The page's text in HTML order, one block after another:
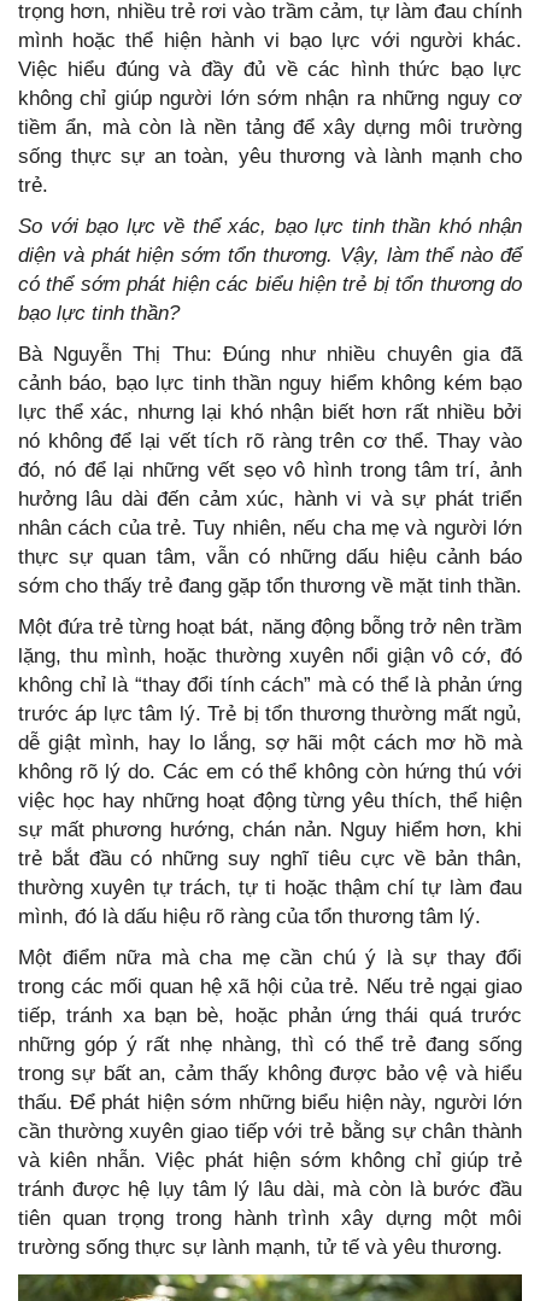
trọng hơn, nhiều trẻ rơi vào trầm cảm, tự làm đau chính
mình hoặc thể hiện hành vi bạo lực với người khác.
Việc hiểu đúng và đầy đủ về các hình thức bạo lực
không chỉ giúp người lớn sớm nhận ra những nguy cơ
tiềm ẩn, mà còn là nền tảng để xây dựng môi trường
sống thực sự an toàn, yêu thương và lành mạnh cho
trẻ.
So với bạo lực về thể xác, bạo lực tinh thần khó nhận
diện và phát hiện sớm tổn thương. Vậy, làm thể nào để
có thể sớm phát hiện các biểu hiện trẻ bị tổn thương do
bạo lực tinh thần?
Bà Nguyễn Thị Thu: Đúng như nhiều chuyên gia đã
cảnh báo, bạo lực tinh thần nguy hiểm không kém bạo
lực thể xác, nhưng lại khó nhận biết hơn rất nhiều bởi
nó không để lại vết tích rõ ràng trên cơ thể. Thay vào
đó, nó để lại những vết sẹo vô hình trong tâm trí, ảnh
hưởng lâu dài đến cảm xúc, hành vi và sự phát triển
nhân cách của trẻ. Tuy nhiên, nếu cha mẹ và người lớn
thực sự quan tâm, vẫn có những dấu hiệu cảnh báo
sớm cho thấy trẻ đang gặp tổn thương về mặt tinh thần.
Một đứa trẻ từng hoạt bát, năng động bỗng trở nên trầm
lặng, thu mình, hoặc thường xuyên nổi giận vô cớ, đó
không chỉ là “thay đổi tính cách” mà có thể là phản ứng
trước áp lực tâm lý. Trẻ bị tổn thương thường mất ngủ,
dễ giật mình, hay lo lắng, sợ hãi một cách mơ hồ mà
không rõ lý do. Các em có thể không còn hứng thú với
việc học hay những hoạt động từng yêu thích, thể hiện
sự mất phương hướng, chán nản. Nguy hiểm hơn, khi
trẻ bắt đầu có những suy nghĩ tiêu cực về bản thân,
thường xuyên tự trách, tự ti hoặc thậm chí tự làm đau
mình, đó là dấu hiệu rõ ràng của tổn thương tâm lý.
Một điểm nữa mà cha mẹ cần chú ý là sự thay đổi
trong các mối quan hệ xã hội của trẻ. Nếu trẻ ngại giao
tiếp, tránh xa bạn bè, hoặc phản ứng thái quá trước
những góp ý rất nhẹ nhàng, thì có thể trẻ đang sống
trong sự bất an, cảm thấy không được bảo vệ và hiểu
thấu. Để phát hiện sớm những biểu hiện này, người lớn
cần thường xuyên giao tiếp với trẻ bằng sự chân thành
và kiên nhẫn. Việc phát hiện sớm không chỉ giúp trẻ
tránh được hệ lụy tâm lý lâu dài, mà còn là bước đầu
tiên quan trọng trong hành trình xây dựng một môi
trường sống thực sự lành mạnh, tử tế và yêu thương.